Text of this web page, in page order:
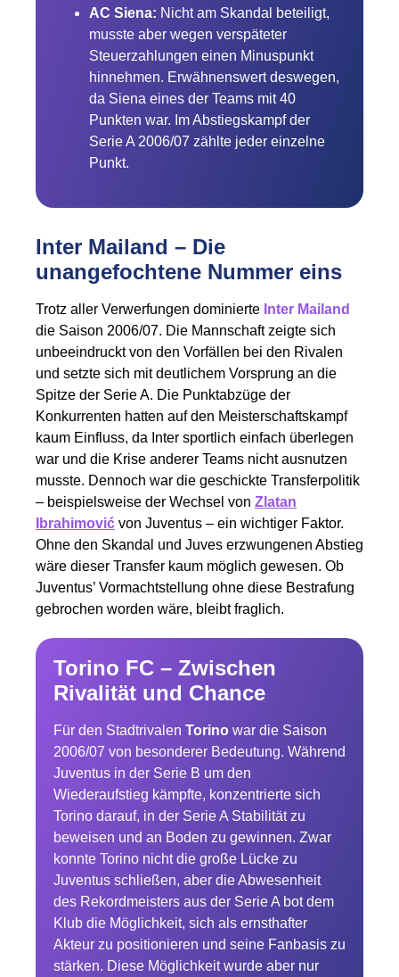
AC Siena: Nicht am Skandal beteiligt,
musste aber wegen verspäteter
Steuerzahlungen einen Minuspunkt
hinnehmen. Erwähnenswert deswegen,
da Siena eines der Teams mit 40
Punkten war. Im Abstiegskampf der
Serie A 2006/07 zählte jeder einzelne
Punkt.
Inter Mailand – Die
unangefochtene Nummer eins
Trotz aller Verwerfungen dominierte Inter Mailand
die Saison 2006/07. Die Mannschaft zeigte sich
unbeeindruckt von den Vorfällen bei den Rivalen
und setzte sich mit deutlichem Vorsprung an die
Spitze der Serie A. Die Punktabzüge der
Konkurrenten hatten auf den Meisterschaftskampf
kaum Einfluss, da Inter sportlich einfach überlegen
war und die Krise anderer Teams nicht ausnutzen
musste. Dennoch war die geschickte Transferpolitik
– beispielsweise der Wechsel von Zlatan
Ibrahimović von Juventus – ein wichtiger Faktor.
Ohne den Skandal und Juves erzwungenen Abstieg
wäre dieser Transfer kaum möglich gewesen. Ob
Juventus’ Vormachtstellung ohne diese Bestrafung
gebrochen worden wäre, bleibt fraglich.
Torino FC – Zwischen
Rivalität und Chance
Für den Stadtrivalen Torino war die Saison
2006/07 von besonderer Bedeutung. Während
Juventus in der Serie B um den
Wiederaufstieg kämpfte, konzentrierte sich
Torino darauf, in der Serie A Stabilität zu
beweisen und an Boden zu gewinnen. Zwar
konnte Torino nicht die große Lücke zu
Juventus schließen, aber die Abwesenheit
des Rekordmeisters aus der Serie A bot dem
Klub die Möglichkeit, sich als ernsthafter
Akteur zu positionieren und seine Fanbasis zu
stärken. Diese Möglichkeit wurde aber nur